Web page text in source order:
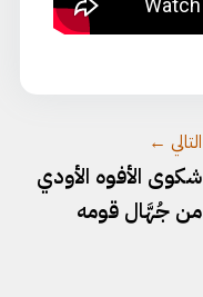
التالي ←
شكوى الأفوه الأودي
من جُهَّال قومه